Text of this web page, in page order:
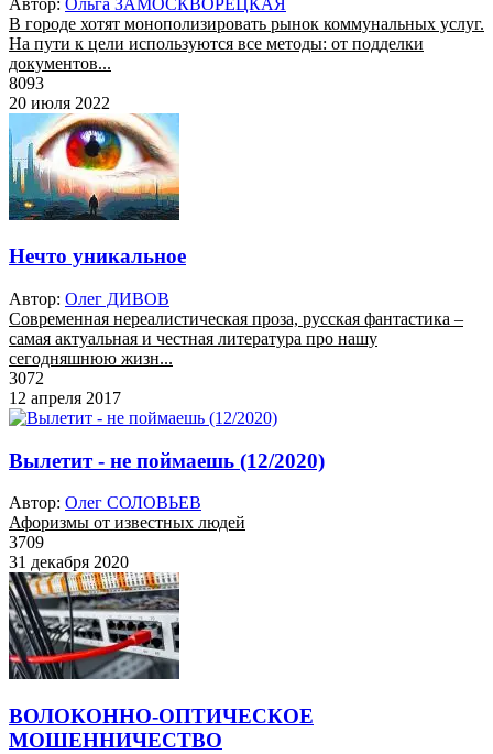
В городе хотят монополизировать рынок коммунальных услуг.
На пути к цели используются все методы: от подделки
документов...
8093
20 июля 2022
Нечто уникальное
Автор: Олег ДИВОВ
Современная нереалистическая проза, русская фантастика –
самая актуальная и честная литература про нашу
сегодняшнюю жизн...
3072
12 апреля 2017
Вылетит - не поймаешь (12/2020)
Автор: Олег СОЛОВЬЕВ
Афоризмы от известных людей
3709
31 декабря 2020
ВОЛОКОННО-ОПТИЧЕСКОЕ
МОШЕННИЧЕСТВО